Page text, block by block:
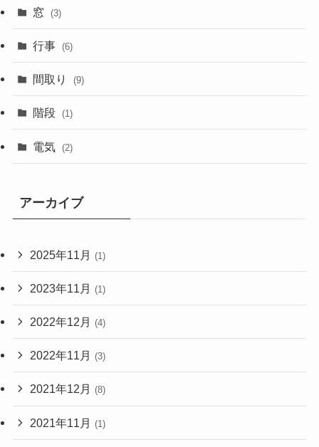
窓 (3)
行事 (6)
間取り (9)
階段 (1)
電気 (2)
アーカイブ
2025年11月 (1)
2023年11月 (1)
2022年12月 (4)
2022年11月 (3)
2021年12月 (8)
2021年11月 (1)